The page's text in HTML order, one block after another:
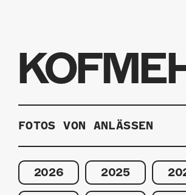
FOTOS VON ANLÄSSEN
2026 2025